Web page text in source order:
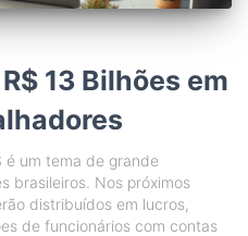
13 Bilhões em
é um tema de grande
brasileiros. Nos próximos
distribuídos em lucros,
de funcionários com contas